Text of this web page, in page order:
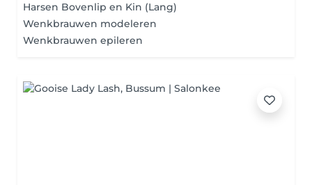
Harsen Bovenlip en Kin (Lang)
Wenkbrauwen modeleren
Wenkbrauwen epileren